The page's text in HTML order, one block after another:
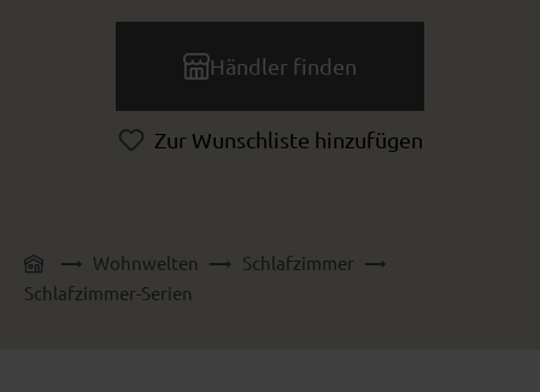
Händler finden
Zur Wunschliste hinzufügen
Wohnwelten
Schlafzimmer
Schlafzimmer-Serien